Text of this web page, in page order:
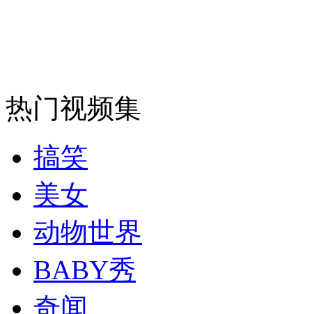
司机酒驾遇交警 急速倒车逃窜
热门视频集
搞笑
美女
动物世界
BABY秀
奇闻